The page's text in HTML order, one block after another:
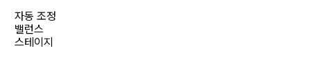
자동 조정
밸런스
스테이지